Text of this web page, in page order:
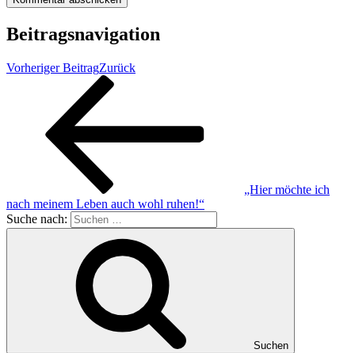
Beitragsnavigation
Vorheriger BeitragZurück
„Hier möchte ich
nach meinem Leben auch wohl ruhen!“
Suche nach:
Suchen